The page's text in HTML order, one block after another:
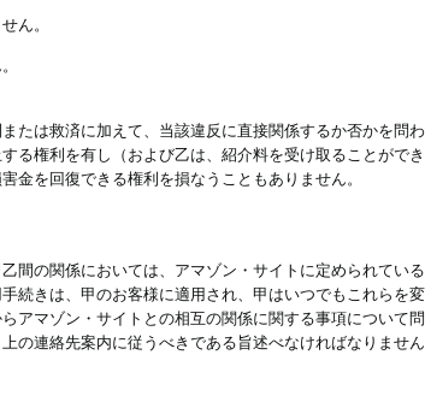
ん。
たは救済に加えて、当該違反に直接関係するか否かを問
る権利を有し（および乙は、紹介料を受け取ることがで
金を回復できる権利を損なうこともありません。
間の関係においては、アマゾン・サイトに定められてい
続きは、甲のお客様に適用され、甲はいつでもこれらを
アマゾン・サイトとの相互の関係に関する事項について
連絡先案内に従うべきである旨述べなければなりません